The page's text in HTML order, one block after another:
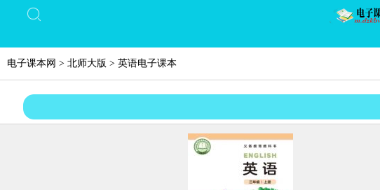
电子课本网 > 北师大版 > 英语电子课本